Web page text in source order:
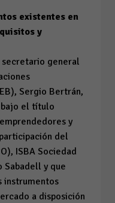
existentes en
y
general
Sergio Bertrán,
bajo el título
y
del
ISBA Sociedad
Sabadell y que
instrumentos
a disposición